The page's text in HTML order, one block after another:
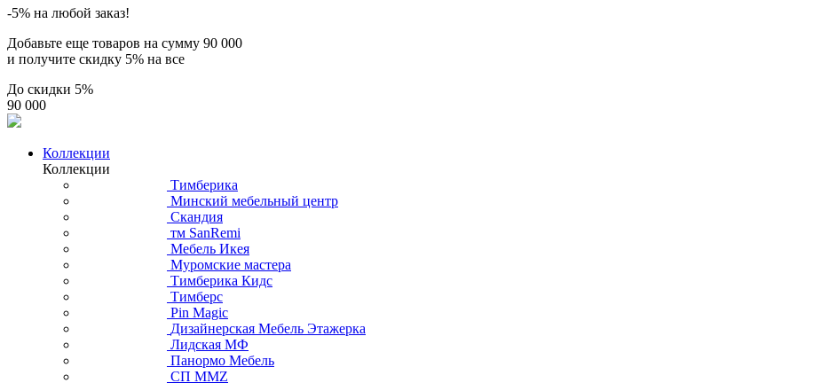
-5% на любой заказ!
Добавьте еще товаров на сумму 90 000
и получите скидку 5% на все
До скидки 5%
90 000
Коллекции
Коллекции
Тимберика
Минский мебельный центр
Скандия
тм SanRemi
Мебель Икея
Муромские мастера
Тимберика Кидс
Тимберс
Pin Magic
Дизайнерская Мебель Этажерка
Лидская МФ
Панормо Мебель
СП ММZ